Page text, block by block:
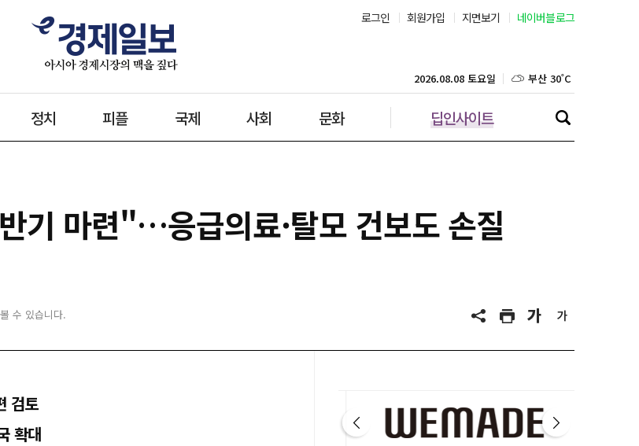
로그인 회원가입 지면보기 네이버블로그
정치 피플 국제 사회 문화 딥인사이트
2026.08.08 토요일 대구 34˚C
인천 32˚C
제주 31˚C
기 마련"…응급의료·탈모 건보도 손질
수 있습니다.
검토
확대